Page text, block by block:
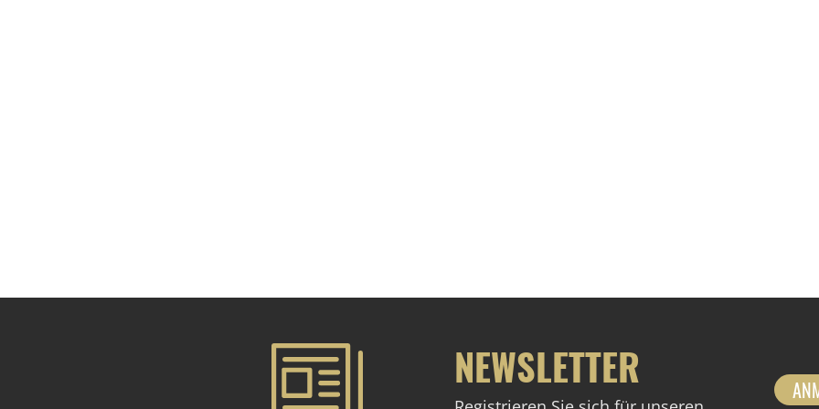
NEWSLETTER